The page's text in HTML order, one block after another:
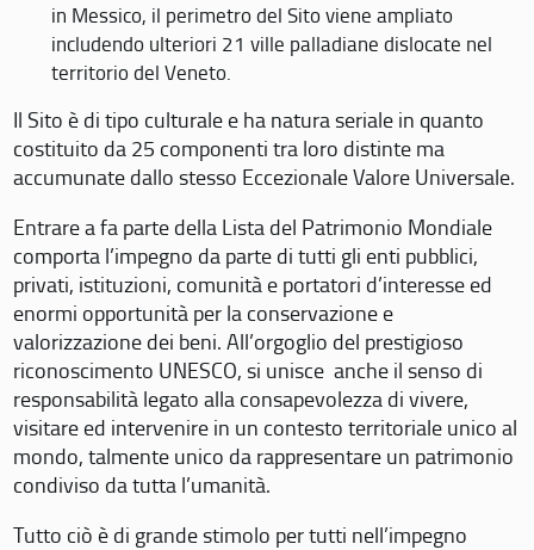
in Messico, il perimetro del Sito viene ampliato
includendo ulteriori 21 ville palladiane dislocate nel
territorio del Veneto.
Il Sito è di tipo culturale e ha natura seriale in quanto
costituito da 25 componenti tra loro distinte ma
accumunate dallo stesso Eccezionale Valore Universale.
Entrare a fa parte della Lista del Patrimonio Mondiale
comporta l’impegno da parte di tutti gli enti pubblici,
privati, istituzioni, comunità e portatori d’interesse ed
enormi opportunità per la conservazione e
valorizzazione dei beni. All’orgoglio del prestigioso
riconoscimento UNESCO, si unisce anche il senso di
responsabilità legato alla consapevolezza di vivere,
visitare ed intervenire in un contesto territoriale unico al
mondo, talmente unico da rappresentare un patrimonio
condiviso da tutta l’umanità.
Tutto ciò è di grande stimolo per tutti nell’impegno